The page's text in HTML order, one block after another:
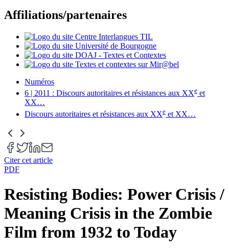
Affiliations/partenaires
Numéros
6 | 2011 : Discours autoritaires et résistances aux XXe et
XX…
Discours autoritaires et résistances aux XXe et XX…
Citer cet article
PDF
Resisting Bodies: Power Crisis /
Meaning Crisis in the Zombie
Film from 1932 to Today